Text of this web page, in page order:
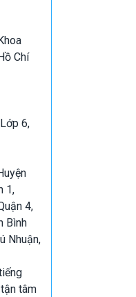
Chí
6,
1,
4,
Bình
Nhuận,
tâm